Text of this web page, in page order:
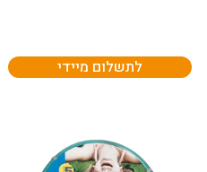
לתשלום מיידי